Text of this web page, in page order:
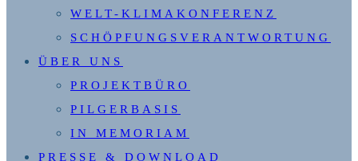
WELT-KLIMAKONFERENZ
SCHÖPFUNGSVERANTWORTUNG
ÜBER UNS
PROJEKTBÜRO
PILGERBASIS
IN MEMORIAM
PRESSE & DOWNLOAD